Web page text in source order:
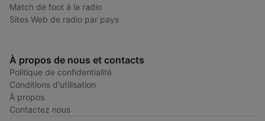
Match de foot à la radio
Sites Web de radio par pays
À propos de nous et contacts
Politique de confidentialité
Conditions d'utilisation
À propos
Contactez nous